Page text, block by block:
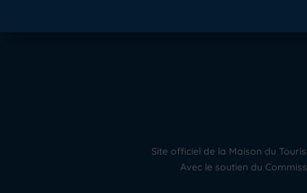
Site officiel de la Maison du
Avec le soutien du